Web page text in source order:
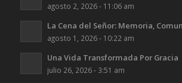
agosto 2, 2026 - 11:06 am
La Cena del Señor: Memoria,
agosto 1, 2026 - 10:22 am
Una Vida Transformada Por Gracia
julio 26, 2026 - 3:51 am